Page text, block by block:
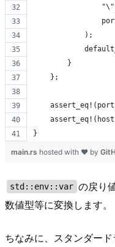
            );
        }
    };
}
main.rs hosted with ❤ by
std::env::var の戻り
数値型等に変換します。
ちなみに、スタンダー